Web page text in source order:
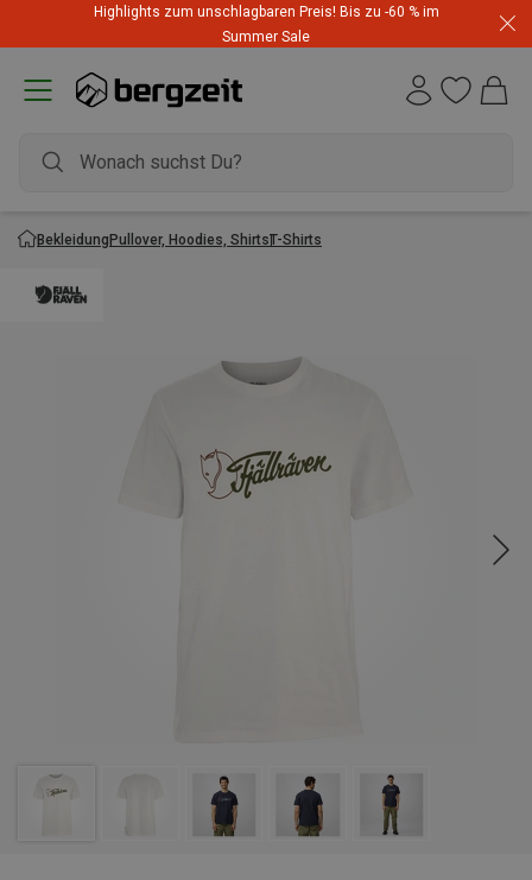
Highlights zum unschlagbaren Preis! Bis zu -60 % im
Summer Sale
BekleidungPullover, Hoodies, ShirtsT-Shirts